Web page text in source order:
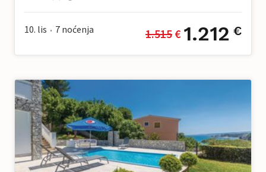
2 Spavaće sobe
2 Kupaonice
1 Kućni ljubimac
10. lis • 7 noćenja 1.515 € 1.212 €